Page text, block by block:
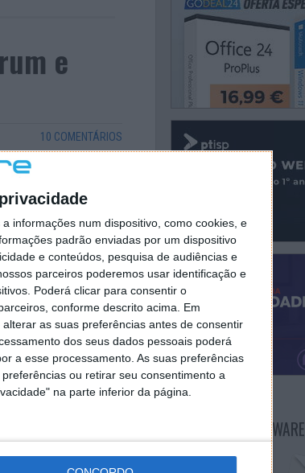
informações num dispositivo, como cookies, e
padrão enviadas por um dispositivo
e conteúdos, pesquisa de audiências e
parceiros poderemos usar identificação e
Poderá clicar para consentir o
conforme descrito acima. Em
as suas preferências antes de consentir
dos seus dados pessoais poderá
a esse processamento. As suas preferências
ou retirar seu consentimento a
na parte inferior da página.
e
10 COMENTÁRIOS
pois são uma
mesmo que a
de uma fraude,
NEWSLETTER PPLWARE